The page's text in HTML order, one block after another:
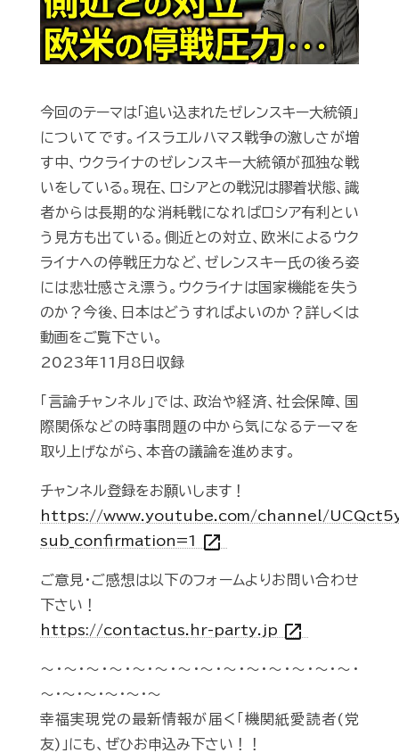
今回のテーマは「追い込まれたゼレンスキー大統領」
についてです。イスラエルハマス戦争の激しさが増
す中、ウクライナのゼレンスキー大統領が孤独な戦
いをしている。現在、ロシアとの戦況は膠着状態、識
者からは長期的な消耗戦になればロシア有利とい
う見方も出ている。側近との対立、欧米によるウク
ライナへの停戦圧力など、ゼレンスキー氏の後ろ姿
には悲壮感さえ漂う。ウクライナは国家機能を失う
のか？今後、日本はどうすればよいのか？詳しくは
動画をご覧下さい。
2023年11月8日収録
「言論チャンネル」では、政治や経済、社会保障、国
際関係などの時事問題の中から気になるテーマを
取り上げながら、本音の議論を進めます。
チャンネル登録をお願いします！
https://www.youtube.com/channel/
sub_confirmation=1 open_in_new
ご意見・ご感想は以下のフォームよりお問い合わせ
下さい！
https://contactus.hr-party.jp open_in_new
～・～・～・～・～・～・～・～・～・～・～・～・～・～・
～・～・～・～・～・～
幸福実現党の最新情報が届く「機関紙愛読者(党
友)」にも、ぜひお申込み下さい！！